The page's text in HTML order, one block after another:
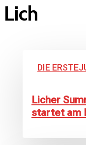
Lich
Summerleague
am
Pfingstmontag
DIE ERSTE
Licher
startet am